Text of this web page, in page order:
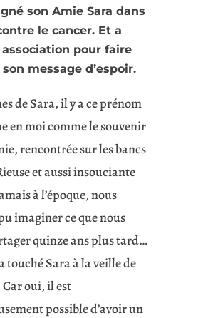
son Amie Sara dans
le cancer. Et a
pour faire
message d’espoir.
de Sara, il y a ce prénom
en moi comme le souvenir
rencontrée sur les bancs
et aussi insouciante
à l’époque, nous
imaginer ce que nous
quinze ans plus tard…
touché Sara à la veille de
Car oui, il est
possible d’avoir un